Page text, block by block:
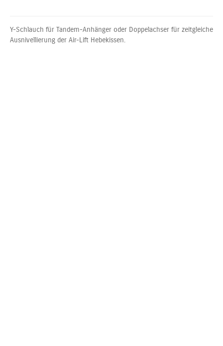
Y-Schlauch für Tandem-Anhänger oder Doppelachser für zeitgleiche
Ausnivellierung der Air-Lift Hebekissen.